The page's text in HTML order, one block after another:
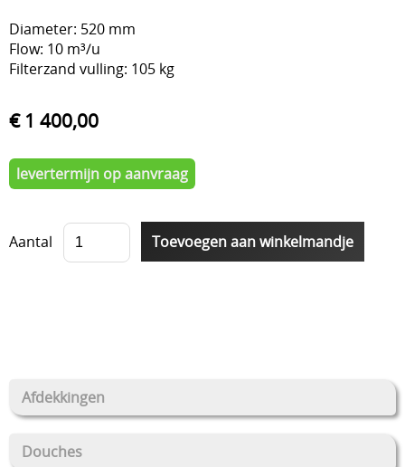
Afdekkingen
Douches
Diameter: 520 mm
Flow: 10 m³/u
Filterzand vulling: 105 kg
€ 1 400,00
levertermijn op aanvraag
Aantal